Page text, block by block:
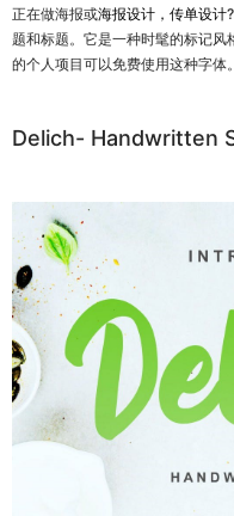
正在做海报或海报设计，传单设计
题和标题。它是一种时髦的标记
的个人项目可以免费使用这种字体。
Delich- Handwritten